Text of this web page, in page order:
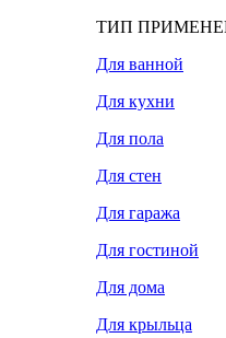
ТИП
Для ванной
Для кухни
Для пола
Для стен
Для гаража
Для гостиной
Для дома
Для крыльца